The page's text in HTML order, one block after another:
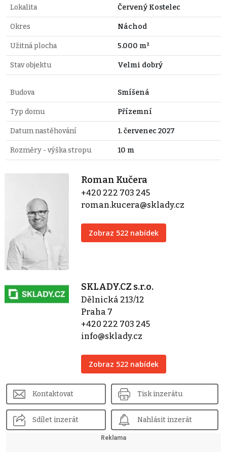
Lokalita Červený Kostelec
Okres Náchod
Užitná plocha 5.000 m²
Stav objektu Velmi dobrý
Budova Smíšená
Typ domu Přízemní
Datum nastěhování 1. červenec 2027
Rozměry - výška stropu 10 m
Roman Kučera
+420 222 703 245
roman.kucera@sklady.cz
Zobraz 522 nabídek
SKLADY.CZ s.r.o.
Dělnická 213/12
Praha 7
+420 222 703 245
info@sklady.cz
Zobraz 522 nabídek
Kontaktovat Tisk inzerátu
Sdílet inzerát Nahlásit inzerát